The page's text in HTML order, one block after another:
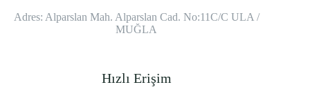
Adres: Alparslan Mah. Alparslan Cad. No:11C/C ULA /
MUĞLA
Hızlı Erişim